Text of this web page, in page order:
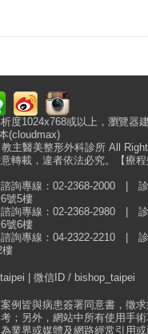
度1024x768或以上，瀏覽器
(cloudmax)
主醫美整形外科診所 All
轉載，違者依法必究。【療
諮詢專線：02-2368-2000 |
號5樓
諮詢專線：02-2368-2980 |
號6樓
諮詢專線：04-2322-2210 |
樓
| 微信ID / bishop_taipei
例皆與病患簽署同意書，徵
；另外，網站中所有使用手
業界或媒體及網路經常引用